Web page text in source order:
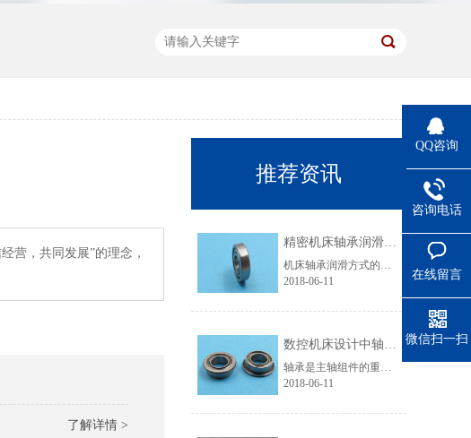
营，共同发展”的理念，
了解详情 >
推荐资讯
精密机床轴承润滑要注意哪些事项？
机床轴承润滑方式的选择与轴承的转速、载荷、容许温升、轴承类型以及相关条件等有关。下面优微承给大家讲解一下机床轴承脂润滑的注意事项。脂润滑的特点是润滑剂粘附力强、使用方便、维护简单，无需经常添加和更换润滑剂。但其摩擦阻力要比油润滑时大。机床轴承最常用的润滑脂是以矿物油作为基础油的锂基脂，对高速精......
2018-06-11
数控机床设计中轴承选用技巧
轴承是主轴组件的重要组成部分，它的类型、结构、配置、精度、安装、调整、润滑和冷却都直接影响主轴组件的工作性能。主轴的回转精度在很大程度上由轴承所决定。优微轴承小编就来介绍数控机床设计中轴承选用技巧。主轴滚动轴承(1)滚动轴承的类型滚动轴承摩擦阻力小，可以预紧，润滑维护简单，能在一定的转速范围和载......
2018-06-11
QQ咨询
咨询电话
在线留言
微信扫一扫